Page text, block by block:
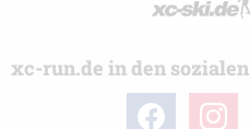
xc-run.de in den
facebook